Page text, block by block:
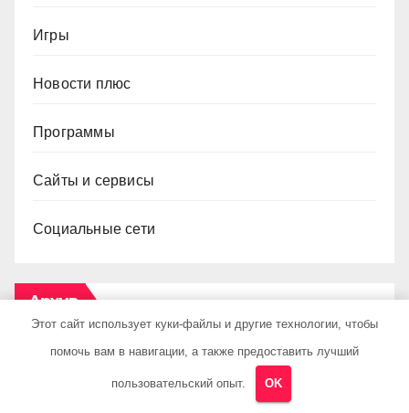
Игры
Новости плюс
Программы
Сайты и сервисы
Социальные сети
Архив
Июль 2026
Этот сайт использует куки-файлы и другие технологии, чтобы
помочь вам в навигации, а также предоставить лучший
пользовательский опыт. OK